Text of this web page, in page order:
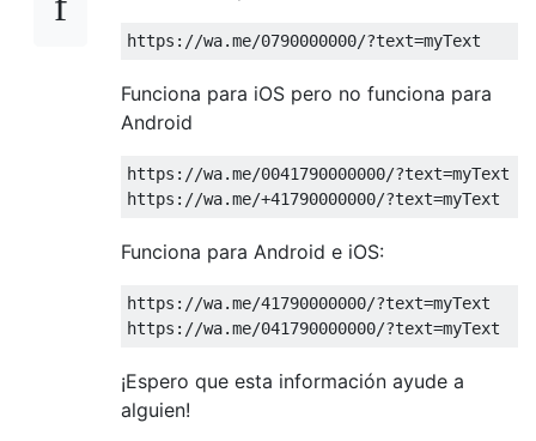
https : //wa.me/0790000000/?text=myText
Funciona para iOS pero no funciona para
Android
https : //wa.me/0041790000000/?text=myText
https : //wa.me/+41790000000/?text=myText
Funciona para Android e iOS:
https : //wa.me/41790000000/?text=myText
https : //wa.me/041790000000/?text=myText
¡Espero que esta información ayude a
alguien!